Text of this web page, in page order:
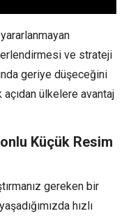
ve strateji
geriye düşeceğini
açıdan ülkelere avantaj
Küçük Resim
gereken bir
hızlı